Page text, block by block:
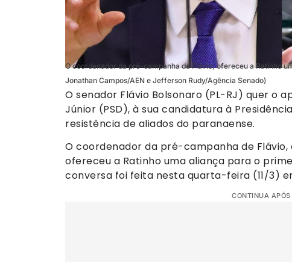
O coordenador da pré-campanha de Flávio, ofereceu a Ratinho
Jonathan Campos/AEN e Jefferson Rudy/Agência Senado)
O senador Flávio Bolsonaro (PL-RJ) quer o
Júnior (PSD), à sua candidatura à
resistência de aliados do paranaense.
O coordenador da pré-campanha de Flávio,
ofereceu a Ratinho uma aliança para o
conversa foi feita nesta quarta-feira (11/3)
CONTINUA